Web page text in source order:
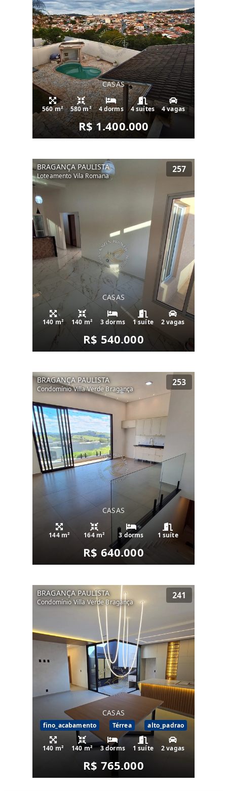
CASAS
560 m² 580 m² 4 dorms 4 suítes 4 vagas
R$ 1.400.000
BRAGANÇA PAULISTA
Loteamento Vila Romana
257
CASAS
140 m² 140 m² 3 dorms 1 suíte 2 vagas
R$ 540.000
BRAGANÇA PAULISTA
Condomínio Villa Verde Bragança
253
CASAS
144 m² 164 m² 3 dorms 1 suíte
R$ 640.000
BRAGANÇA PAULISTA
Condomínio Villa Verde Bragança
241
CASAS
fino_acabamento Térrea alto_padrao
140 m² 140 m² 3 dorms 1 suíte 2 vagas
R$ 765.000